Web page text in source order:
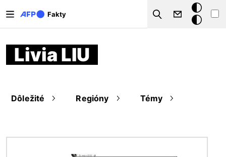
Fakty
Search
Tmavý
režim
Livia LIU
Dôležité Regióny Témy